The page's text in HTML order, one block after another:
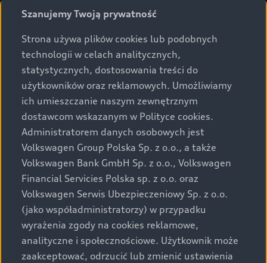
Pełne dane techniczne i
dodatkowe informacje
dotyczące wyposażenia
znajdziesz w
Szanujemy Twoją prywatność
Strona używa plików cookies lub podobnych
technologii w celach analitycznych,
statystycznych, dostosowania treści do
użytkowników oraz reklamowych. Umożliwiamy
ich umieszczanie naszym zewnętrznym
dostawcom wskazanym w Polityce cookies.
Administratorem danych osobowych jest
Volkswagen Group Polska Sp. z o.o., a także
Volkswagen Bank GmbH Sp. z o.o., Volkswagen
Financial Servicies Polska sp. z o.o. oraz
Volkswagen Serwis Ubezpieczeniowy Sp. z o.o.
(jako współadministratorzy) w przypadku
wyrażenia zgody na cookies reklamowe,
analityczne i społecznościowe. Użytkownik może
zaakceptować, odrzucić lub zmienić ustawienia